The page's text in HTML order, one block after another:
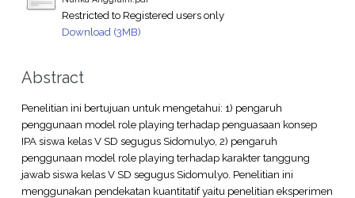
Restricted to Registered users only
Download (3MB)
Abstract
Penelitian ini bertujuan untuk mengetahui: 1) pengaruh
penggunaan model role playing terhadap penguasaan konsep
IPA siswa kelas V SD segugus Sidomulyo, 2) pengaruh
penggunaan model role playing terhadap karakter tanggung
jawab siswa kelas V SD segugus Sidomulyo. Penelitian ini
menggunakan pendekatan kuantitatif yaitu penelitian eksperimen